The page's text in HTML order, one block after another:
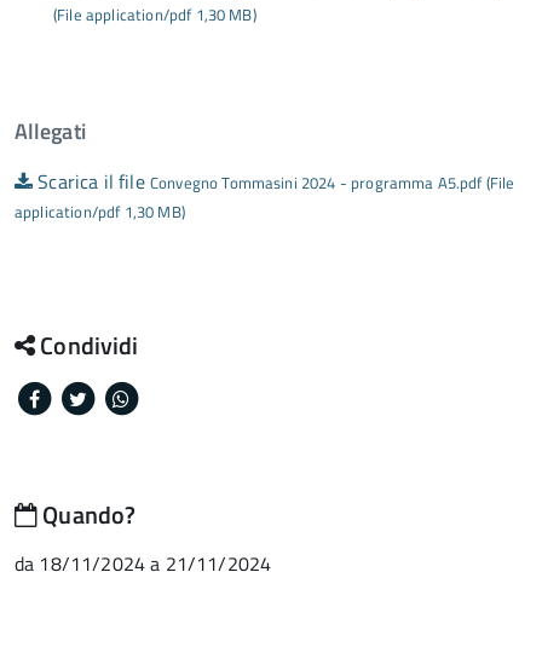
(File application/pdf 1,30 MB)
Allegati
Scarica il file Convegno Tommasini 2024 - programma A5.pdf (File
application/pdf 1,30 MB)
Condividi
Facebook
Twitter
Quando?
da 18/11/2024 a 21/11/2024